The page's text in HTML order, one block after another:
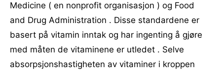
Medicine ( en nonprofit organisasjon ) og Food
and Drug Administration . Disse standardene er
basert på vitamin inntak og har ingenting å gjøre
med måten de vitaminene er utledet . Selve
absorpsjonshastigheten av vitaminer i kroppen